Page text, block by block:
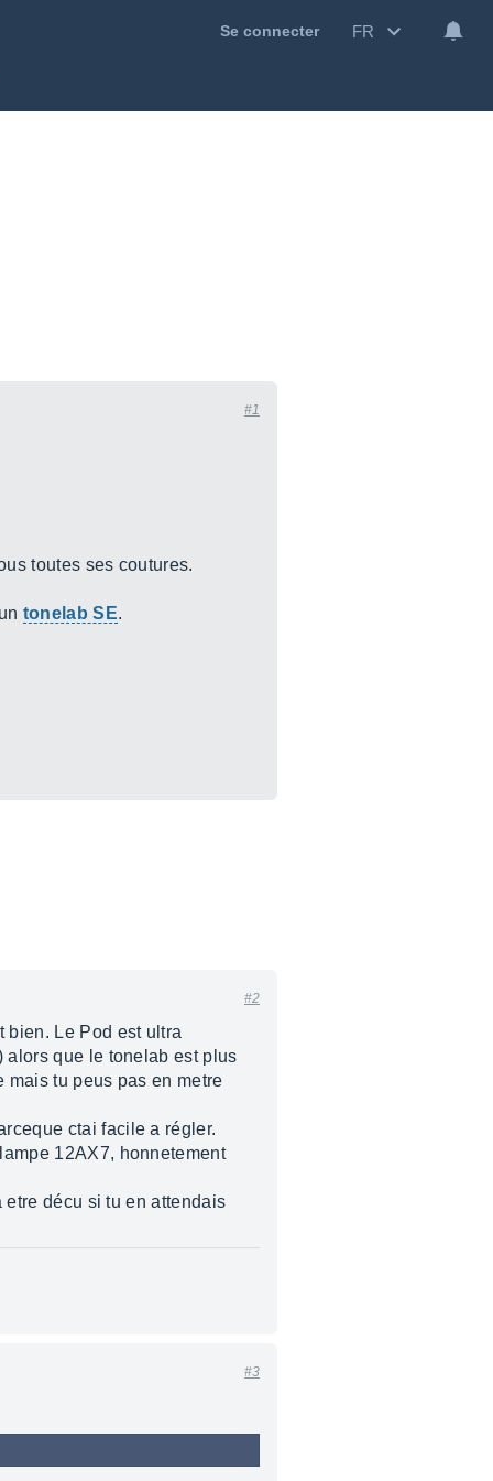
Se connecter FR
#1
toutes ses coutures.
tonelab SE.
#2
bien. Le Pod est ultra
alors que le tonelab est plus
tu peus pas en metre
ctai facile a régler.
12AX7, honnetement
décu si tu en attendais
#3